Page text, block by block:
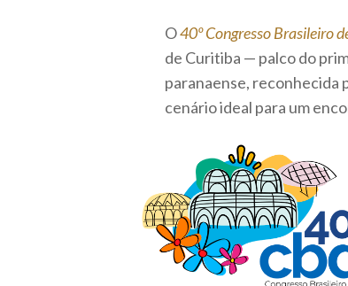
O40º Congresso Brasileiro
de Curitiba — palco do
paranaense, reconhecida
cenário ideal para um